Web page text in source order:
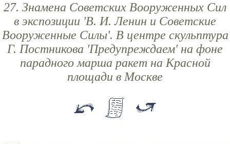
27. Знамена Советских Вооруженных Сил
в экспозиции 'В. И. Ленин и Советские
Вооруженные Силы'. В центре скульптура
Г. Постникова 'Предупреждаем' на фоне
парадного марша ракет на Красной
площади в Москве